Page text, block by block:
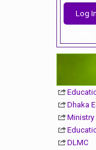
Dhaka
DLMC